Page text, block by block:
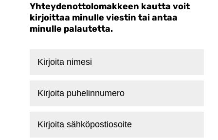
Yhteydenottolomakkeen kautta voit
kirjoittaa minulle viestin tai antaa
minulle palautetta.
nimesi
puhelinnumero
sähköpostiosoite